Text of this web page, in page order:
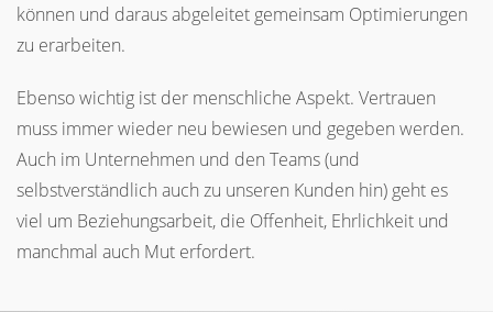
können und daraus abgeleitet gemeinsam Optimierungen
zu erarbeiten.
Ebenso wichtig ist der menschliche Aspekt. Vertrauen
muss immer wieder neu bewiesen und gegeben werden.
Auch im Unternehmen und den Teams (und
selbstverständlich auch zu unseren Kunden hin) geht es
viel um Beziehungsarbeit, die Offenheit, Ehrlichkeit und
manchmal auch Mut erfordert.